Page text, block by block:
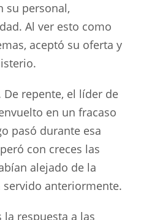
su personal,
Al ver esto como
aceptó su oferta y
De repente, el líder de
en un fracaso
pasó durante esa
con creces las
alejado de la
anteriormente.
la respuesta a las